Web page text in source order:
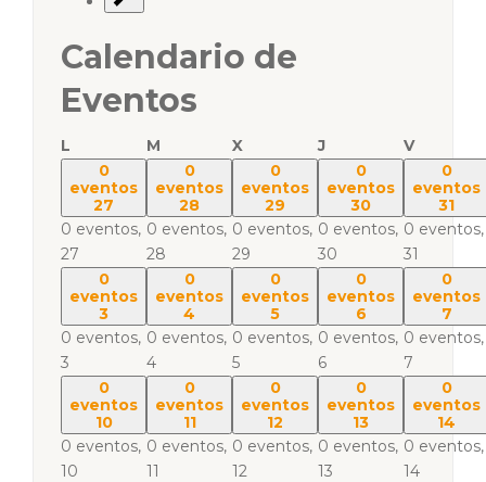
Calendario de
Eventos
L M X J
V
0
eventos
27
0 eventos,
27
0
eventos
28
0 eventos,
28
0
eventos
29
0 eventos,
29
0
eventos
30
0 eventos,
30
0
eventos
31
0 eventos,
31
0
eventos
3
0 eventos,
3
0
eventos
4
0 eventos,
4
0
eventos
5
0 eventos,
5
0
eventos
6
0 eventos,
6
0
eventos
7
0 eventos,
7
0
eventos
10
0 eventos,
10
0
eventos
11
0 eventos,
11
0
eventos
12
0 eventos,
12
0
eventos
13
0 eventos,
13
0
eventos
14
0 eventos,
14